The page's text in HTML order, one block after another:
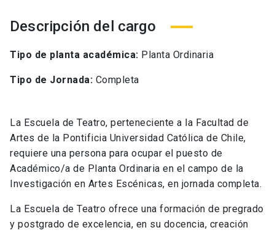
Descripción del cargo
Tipo de planta académica: Planta Ordinaria
Tipo de Jornada: Completa
La Escuela de Teatro, perteneciente a la Facultad de
Artes de la Pontificia Universidad Católica de Chile,
requiere una persona para ocupar el puesto de
Académico/a de Planta Ordinaria en el campo de la
Investigación en Artes Escénicas, en jornada completa.
La Escuela de Teatro ofrece una formación de pregrado
y postgrado de excelencia, en su docencia, creación